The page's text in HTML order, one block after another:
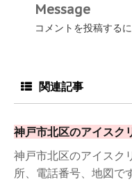
Message
コメントを投稿する
関連記事
神戸市北区のアイスク
神戸市北区のアイスク
所、電話番号、地図で